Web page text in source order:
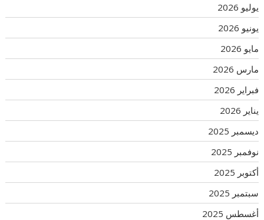
يوليو 2026
يونيو 2026
مايو 2026
مارس 2026
فبراير 2026
يناير 2026
ديسمبر 2025
نوفمبر 2025
أكتوبر 2025
سبتمبر 2025
أغسطس 2025